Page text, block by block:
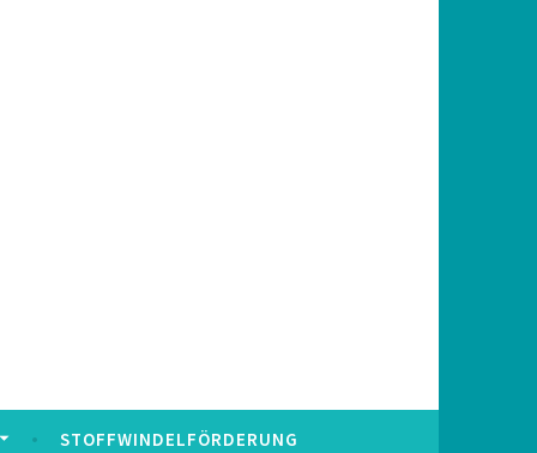
STOFFWINDELFÖRDERUNG